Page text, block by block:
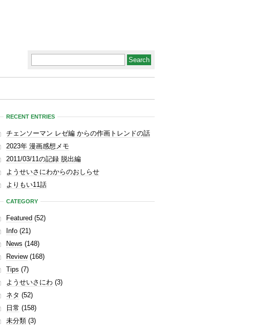
RECENT ENTRIES
チェンソーマン レゼ編 からの作画トレンドの話
2023年 漫画感想メモ
2011/03/11の記録 脱出編
ようせいさにわからのおしらせ
よりもい11話
CATEGORY
Featured (52)
Info (21)
News (148)
Review(168)
Tips (7)
ようせいさにわ (3)
ネタ (52)
日常 (158)
未分類 (3)